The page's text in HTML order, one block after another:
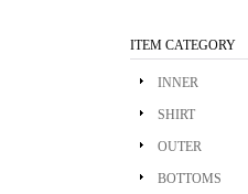
ITEM CATEGORY
INNER
SHIRT
OUTER
BOTTOMS